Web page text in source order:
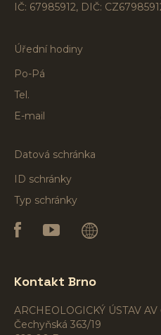
IČ: 67985912, DIČ:
Úřední hodiny
Po-Pá
Tel.
E-mail
Datová schránka
ID schránky
Typ schránky
Kontakt Brno
ARCHEOLOGICKÝ ÚSTAV AV
Čechyňská 363/19